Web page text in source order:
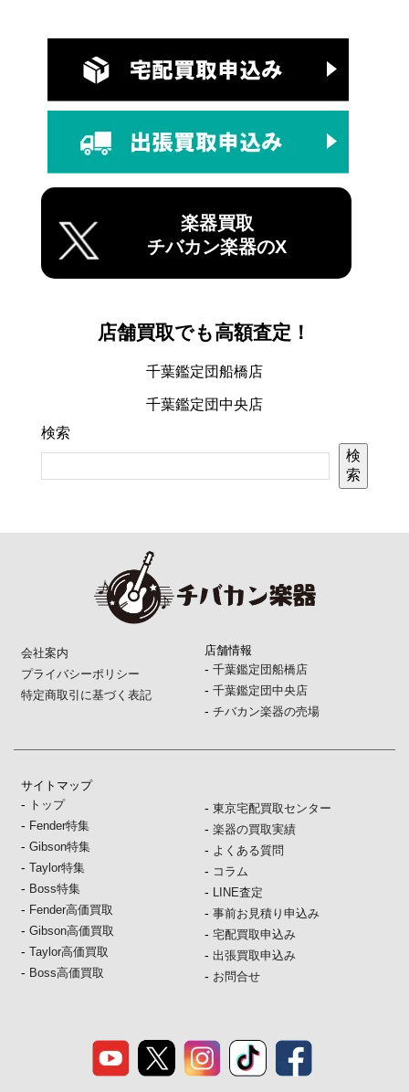
楽器買取
チバカン楽器のX
店舗買取でも高額査定！
千葉鑑定団船橋店
千葉鑑定団中央店
検索
検
索
会社案内
プライバシーポリシー
特定商取引に基づく表記
店舗情報
- 千葉鑑定団船橋店
- 千葉鑑定団中央店
- チバカン楽器の売場
サイトマップ
- トップ
- Fender特集
-Gibson特集
-Taylor特集
- Boss特集
- Fender高価買取
-Gibson高価買取
-Taylor高価買取
- Boss高価買取
- 東京宅配買取センター
- 楽器の買取実績
- よくある質問
- コラム
- LINE査定
- 事前お見積り申込み
- 宅配買取申込み
- 出張買取申込み
- お問合せ